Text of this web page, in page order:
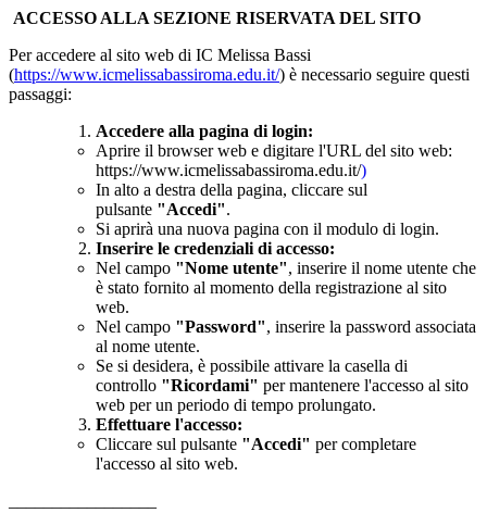
ACCESSO ALLA SEZIONE RISERVATA DEL SITO
Per accedere al sito web di IC Melissa Bassi
(https://www.icmelissabassiroma.edu.it/) è necessario seguire questi
passaggi:
Accedere alla pagina di login:
Aprire il browser web e digitare l'URL del sito web:
https://www.icmelissabassiroma.edu.it/)
In alto a destra della pagina, cliccare sul
pulsante "Accedi".
Si aprirà una nuova pagina con il modulo di login.
Inserire le credenziali di accesso:
Nel campo "Nome utente", inserire il nome utente che
è stato fornito al momento della registrazione al sito
web.
Nel campo "Password", inserire la password associata
al nome utente.
Se si desidera, è possibile attivare la casella di
controllo "Ricordami" per mantenere l'accesso al sito
web per un periodo di tempo prolungato.
Effettuare l'accesso:
Cliccare sul pulsante "Accedi" per completare
l'accesso al sito web.